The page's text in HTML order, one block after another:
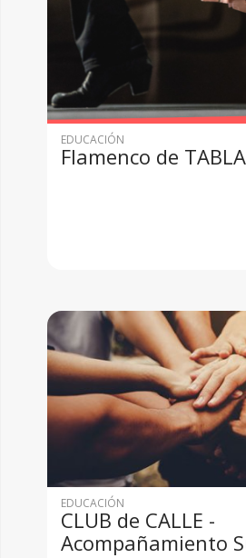
EDUCACIÓN
Flamenco de
EDUCACIÓN
CLUB de CALLE -
Acompañamiento